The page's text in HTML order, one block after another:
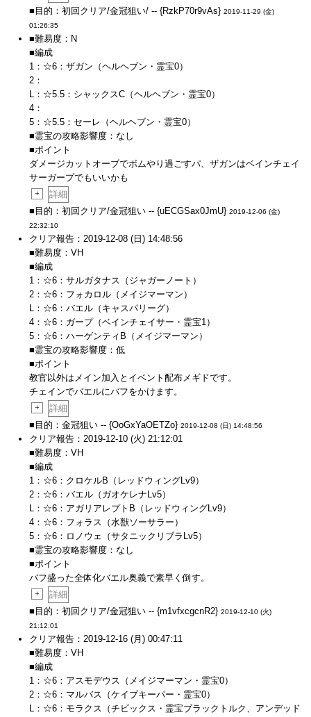
■目的：初回クリア/金冠狙い/ -- {RzkP70r9vAs} 2019-11-29 (金)
01:26:35
■難易度：N
■編成
1：☆6：ザガン（ヘルヘブン・霊宝0）
2：
L：☆5.5：シャックスC（ヘルヘブン・霊宝0）
4：
5：☆5.5：セーレ（ヘルヘブン・霊宝0）
■霊宝の攻略影響度：なし
■ポイント
ダメージカットオーブでボムやり過ごすパ、ザガンはベインチェイ
サーガープでもいいかも
+
詳細
■目的：初回クリア/金冠狙い -- {uECGSax0JmU} 2019-12-06 (金)
22:32:10
クリア報告：2019-12-08 (日) 14:48:56
■難易度：VH
■編成
1：☆6：サルガタナス（ジャガーノート）
2：☆6：フォカロル（メイジマーマン）
L：☆6：バエル（キャスパリーグ）
4：☆6：ガープ（ベインチェイサー・霊宝1）
5：☆6：ハーゲンティB（メイジマーマン）
■霊宝の攻略影響度：低
■ポイント
教官以外はメイン加入とイベント配布メギドです。
チェインでバエルにバフをかけます。
+
詳細
■目的：金冠狙い -- {OoGxYaOETZo} 2019-12-08 (日) 14:48:56
クリア報告：2019-12-10 (火) 21:12:01
■難易度：VH
■編成
1：☆6：クロケルB（レッドウィングLv9）
2：☆6：バエル（ガオケレナLv5）
L：☆6：アガリアレプトB（レッドウィングLv9）
4：☆6：フォラス（水獣ソーサラー）
5：☆6：ロノウェ（サタニックリブラLv5）
■霊宝の攻略影響度：なし
■ポイント
バフ盛った全体化バエル奥義で素早く倒す。
+
詳細
■目的：初回クリア/金冠狙い -- {m1vfxcgcnR2} 2019-12-10 (火)
21:12:01
クリア報告：2019-12-16 (月) 00:47:11
■難易度：VH
■編成
1：☆6：アスモデウス（メイジマーマン・霊宝0）
2：☆6：マルバス（ケイブキーパー・霊宝0）
L：☆6：モラクス（チビックス・霊宝ブラックトルク、アンデッド